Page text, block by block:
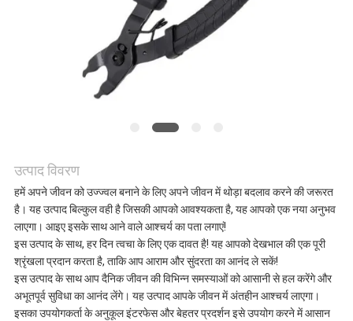
उद्धरण
का
अनुरोध
करें
उत्पाद विवरण
हमें अपने जीवन को उज्ज्वल बनाने के लिए अपने जीवन में थोड़ा बदलाव करने की जरूरत
है। यह उत्पाद बिल्कुल वही है जिसकी आपको आवश्यकता है, यह आपको एक नया अनुभव
लाएगा। आइए इसके साथ आने वाले आश्चर्य का पता लगाएं!
इस उत्पाद के साथ, हर दिन त्वचा के लिए एक दावत है! यह आपको देखभाल की एक पूरी
श्रृंखला प्रदान करता है, ताकि आप आराम और सुंदरता का आनंद ले सकें!
इस उत्पाद के साथ आप दैनिक जीवन की विभिन्न समस्याओं को आसानी से हल करेंगे और
अभूतपूर्व सुविधा का आनंद लेंगे। यह उत्पाद आपके जीवन में अंतहीन आश्चर्य लाएगा।
इसका उपयोगकर्ता के अनुकूल इंटरफेस और बेहतर प्रदर्शन इसे उपयोग करने में आसान